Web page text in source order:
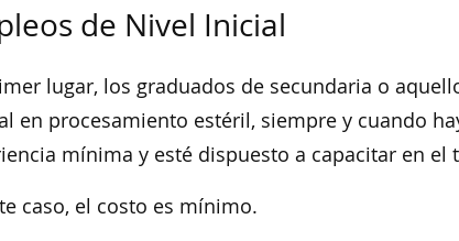
de Nivel Inicial
lugar, los graduados de secundaria o
en procesamiento estéril, siempre y cuando
mínima y esté dispuesto a capacitar en el
caso, el costo es mínimo.